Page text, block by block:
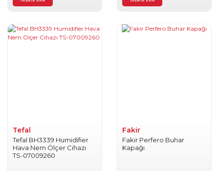
Tefal
Tefal BH3339 Humidifier
Hava Nem Ölçer Cihazı
TS-07009260
Fakir
Fakir Perfero Buhar
Kapağı